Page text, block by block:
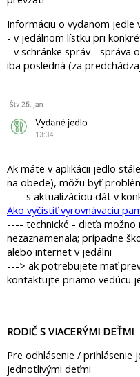
Informáciu o vydanom jedle
- v jedálnom lístku pri
- v schránke správ - správa
iba posledná (za
Ak máte v aplikácii jedlo
na obede), môžu byť
---- s aktualizáciou dát v
Ako vyčistiť vyrovnávaciu
---- technické - dieťa možno
nezaznamenala; prípadne
alebo internet v jedálni
---> ak potrebujete mať
kontaktujte priamo vedúcu
RODIČ S VIACERÝMI DEŤMI
Pre odhlásenie /
jednotlivými deťmi